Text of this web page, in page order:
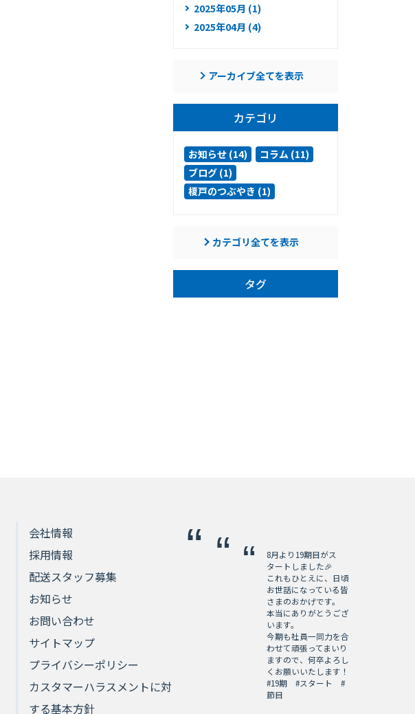
2025年05月 (1)
2025年04月 (4)
アーカイブ全てを表示
カテゴリ
お知らせ (14)
コラム (11)
ブログ (1)
榎戸のつぶやき (1)
カテゴリ全てを表示
タグ
会社情報
採用情報
配送スタッフ募集
お知らせ
お問い合わせ
サイトマップ
プライバシーポリシー
カスタマーハラスメントに対
する基本方針
8月より19期目がス
タートしました🎉
これもひとえに、日頃
お世話になっている皆
さまのおかげです。
本当にありがとうござ
います。
今期も社員一同力を合
わせて頑張ってまいり
ますので、何卒よろし
くお願いいたします！
#19期
#スタート
#
節目